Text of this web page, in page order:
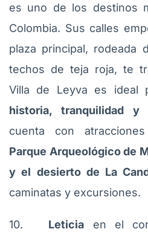
es uno de los destinos
Colombia. Sus calles
plaza principal, rodeada
techos de teja roja, te
Villa de Leyva es ideal
historia, tranquilidad y
cuenta con
Parque Arqueológico de
y el desierto de La
caminatas y excursiones.
10. Leticia en el